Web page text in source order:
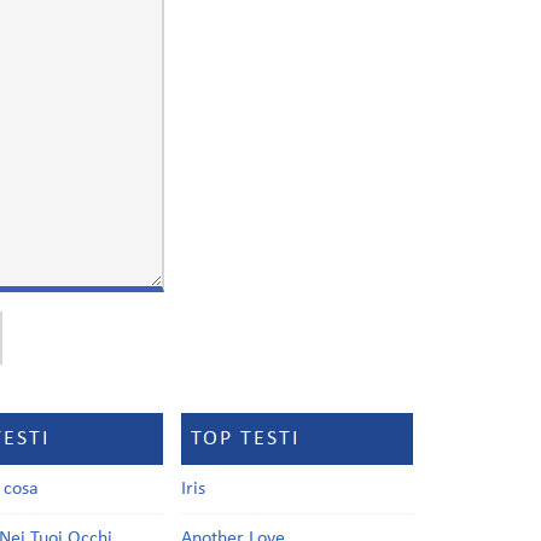
TOP TESTI
Iris